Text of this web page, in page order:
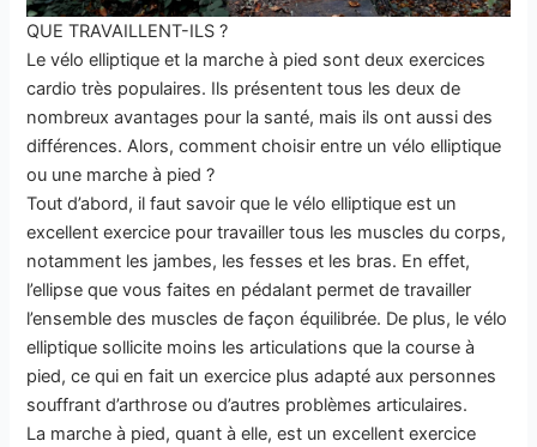
QUE TRAVAILLENT-ILS ?
Le vélo elliptique et la marche à pied sont deux exercices
cardio très populaires. Ils présentent tous les deux de
nombreux avantages pour la santé, mais ils ont aussi des
différences. Alors, comment choisir entre un vélo elliptique
ou une marche à pied ?
Tout d’abord, il faut savoir que le vélo elliptique est un
excellent exercice pour travailler tous les muscles du corps,
notamment les jambes, les fesses et les bras. En effet,
l’ellipse que vous faites en pédalant permet de travailler
l’ensemble des muscles de façon équilibrée. De plus, le vélo
elliptique sollicite moins les articulations que la course à
pied, ce qui en fait un exercice plus adapté aux personnes
souffrant d’arthrose ou d’autres problèmes articulaires.
La marche à pied, quant à elle, est un excellent exercice